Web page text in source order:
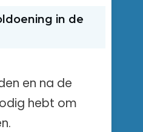
in de
en na de
hebt om